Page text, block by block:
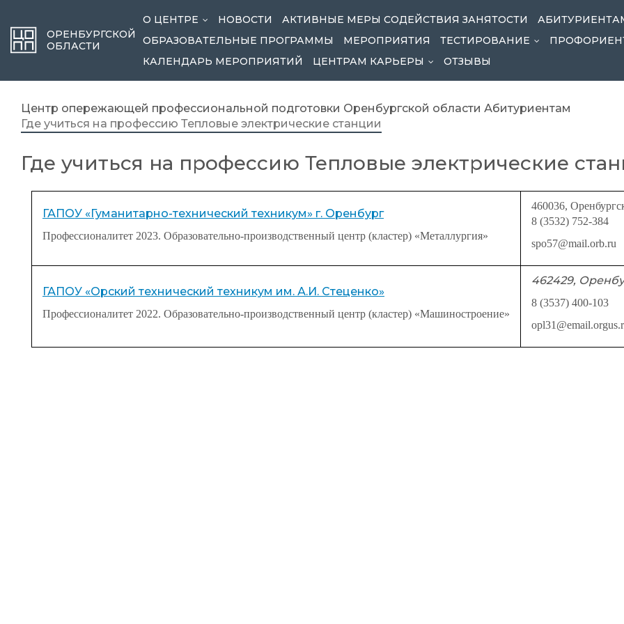
ОРЕНБУРГСКОЙ
ОБЛАСТИ
О ЦЕНТРЕ НОВОСТИ АКТИВНЫЕ МЕРЫ СОДЕЙСТВИЯ ЗАНЯТОСТИ
ОБРАЗОВАТЕЛЬНЫЕ ПРОГРАММЫ
МЕРОПРИЯТИЯ ТЕСТИРОВАНИЕ
КАЛЕНДАРЬ МЕРОПРИЯТИЙ
ЦЕНТРАМ КАРЬЕРЫ ОТЗЫВЫ
Центр опережающей профессиональной подготовки Оренбургской области Абитуриентам
Где учиться на профессию Тепловые электрические станции
Где учиться на профессию Тепловые электрические
ГАПОУ «Гуманитарно-технический техникум» г. Оренбург
Профессионалитет 2023. Образовательно-производственный центр (кластер) «Металлургия»
460036,
8 (3532) 752-384
spo57@mail.orb.ru
ГАПОУ «Орский технический техникум им. А.И. Стеценко»
Профессионалитет 2022. Образовательно-производственный центр (кластер) «Машиностроение»
462429,
8 (3537) 400-103